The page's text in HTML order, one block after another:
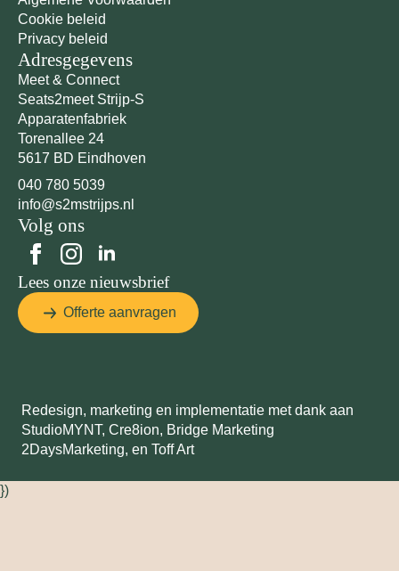
Cookie beleid
Privacy beleid
Adresgegevens
Meet & Connect
Seats2meet Strijp-S
Apparatenfabriek
Torenallee 24
5617 BD Eindhoven
040 780 5039
info@s2mstrijps.nl
Volg ons
Lees onze nieuwsbrief
Offerte aanvragen
Redesign, marketing en implementatie met dank aan
StudioMYNT, Cre8ion, Bridge Marketing
2DaysMarketing, en Toff Art
})